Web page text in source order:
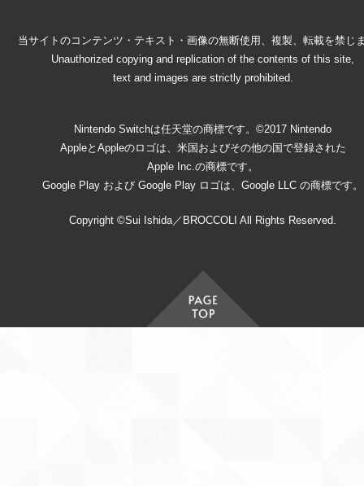
当サイトのコンテンツ・テキスト・画像の無断使用、複製、転載を禁じ
Unauthorized copying and replication of the contents of this site,
text and images are strictly prohibited.
Nintendo Switchは任天堂の商標です。©2017 Nintendo
AppleとAppleのロゴは、米国およびその他の国で登録された
Apple Inc.の商標です。
Google Play および Google Play ロゴは、Google LLC の商標です。
Copyright ©Sui Ishida／BROCCOLI All Rights Reserved.